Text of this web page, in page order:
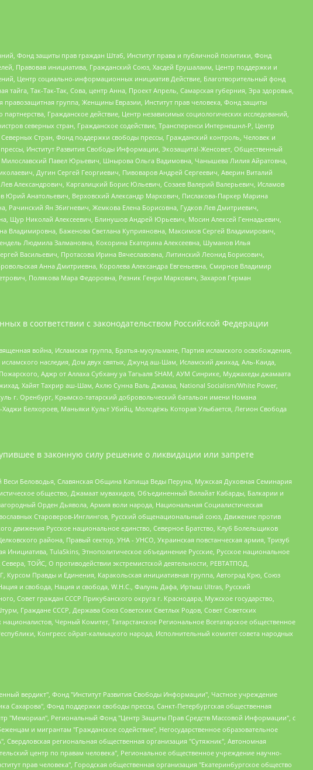
Фонд защиты прав граждан Штаб, Институт права и публичной политики, Фонд
Правовая инициатива, Гражданский Союз, Хасдей Ерушалаим, Центр поддержки и
Центр социально-информационных инициатив Действие, Благотворительный фонд
Так-Так-Так, Сова, центр Анна, Проект Апрель, Самарская губерния, Эра здоровья,
группа, Женщины Евразии, Институт прав человека, Фонд защиты
Гражданское действие, Центр независимых социологических исследований,
северных стран, Гражданское содействие, Трансперенси Интернешнл-Р, Центр
Стран, Фонд поддержки свободы прессы, Гражданский контроль, Человек и
Институт Развития Свободы Информации, Экозащита!-Женсовет, Общественный
Милославский Павел Юрьевич, Шнырова Ольга Вадимовна, Чанышева Лилия Айратовна,
Дугин Сергей Георгиевич, Пивоваров Андрей Сергеевич, Аверин Виталий
Александрович, Каргалицкий Борис Юльевич, Созаев Валерий Валерьевич, Исламов
Юрий Анатольевич, Верховский Александр Маркович, Пислакова-Паркер Марина
Рачинский Ян Збигневич, Жемкова Елена Борисовна, Гудков Лев Дмитриевич,
Щур Николай Алексеевич, Блинушов Андрей Юрьевич, Мосин Алексей Геннадьевич,
Владимировна, Баженова Светлана Куприяновна, Максимов Сергей Владимирович,
Людмила Залмановна, Кокорина Екатерина Алексеевна, Шуманов Илья
Васильевич, Протасова Ирина Вячеславовна, Литинский Леонид Борисович,
Анна Дмитриевна, Королева Александра Евгеньевна, Смирнов Владимир
Полякова Мара Федоровна, Резник Генри Маркович, Захаров Герман
в соответствии с законодательством Российской Федерации
война, Исламская группа, Братья-мусульмане, Партия исламского освобождения,
наследия, Дом двух святых, Джунд аш-Шам, Исламский джихад, Аль-Каида,
Аджр от Аллаха Субхану уа Тагьаля SHAM, АУМ Синрике, Муджахеды джамаата
Хайят Тахрир аш-Шам, Ахлю Сунна Валь Джамаа, National Socialism/White Power,
г. Оренбург, Крымско-татарский добровольческий батальон имени Номана
Белхороев, Маньяки Культ Убийц, Молодёжь Которая Улыбается, Легион Свобода
в законную силу решение о ликвидации или запрете
Беловодья, Славянская Община Капища Веды Перуна, Мужская Духовная Семинария
общество, Джамаат мувахидов, Объединенный Вилайат Кабарды, Балкарии и
Орден Дьявола, Армия воли народа, Национальная Социалистическая
Староверов-Инглингов, Русский общенациональный союз, Движение против
движения Русское национальное единство, Северное Братство, Клуб Болельщиков
района, Правый сектор, УНА - УНСО, Украинская повстанческая армия, Тризуб
TulaSkins, Этнополитическое объединение Русские, Русское национальное
ТОЙС, О противодействии экстремистской деятельности, РЕВТАТПОД,
Правды и Единения, Каракольская инициативная группа, Автоград Крю, Союз
и свобода, Нация и свобода, W.H.С., Фалунь Дафа, Иртыш Ultras, Русский
Совет граждан СССР Прикубанского округа г. Краснодара, Мужское государство,
Граждане СССР, Держава Союз Советских Светлых Родов, Совет Советских
Черный Комитет, Татарстанское Региональное Всетатарское общественное
Конгресс ойрат-калмыцкого народа, Исполнительный комитет совета народных
с ограниченной ответственностью "Как бы инагент", Кочетков Игорь Викторович, Общество с ограниченной ответственностью "Честные выборы", Еланчик Олег Александрович, Общество с ограниченной ответственностью "Нобелевский призыв", Гималова Регина Эмилевна, Григорьев Андрей Валерьевич, Григорьева Алина Александровна, Ассоциация по содействию защите прав призывников, альтернативнослужащих и военнослужащих "Правозащитная группа "Гражданин.Армия.Право", Хисамова Регина Фаритовна, Автономная некоммерческая организация по реализации социально-правовых программ "Лилит", Дальневосточное общественное движение "Маяк", Санкт-Петербургская ЛГБТ-инициативная группа "Выход", Инициативная группа ЛГБТ+ "Реверс", Алексеев Андрей Викторович, Бекбулатова Таисия Львовна, Беляев Иван Михайлович, Владыкина Елена Сергеевна, Гельман Марат Александрович, Никульшина Вероника Юрьевна, Толоконникова Надежда Андреевна, Шендерович Виктор Анатольевич, Общество с ограниченной ответственностью "Данное сообщение", Общество с ограниченной ответственностью Издательский дом "Новая глава", Айнбиндер Александра Александровна, Московский комьюнити-центр для ЛГБТ+инициатив, Благотворительный фонд развития филантропии, Deutsche Welle (Германия, Kurt-Schumacher-Strasse 3, 53113 Bonn), Борзунова Мария Михайловна, Воробьев Виктор Викторович, Голубева Анна Львовна, Константинова Алла Михайловна, Малкова Ирина Владимировна, Мурадов Мурад Абдулгалимович, Осетинская Елизавета Николаевна, Понасенков Евгений Николаевич, Ганапольский Матвей Юрьевич, Киселев Евгений Алексеевич, Борухович Ирина Григорьевна, Дремин Иван Тимофеевич, Дубровский Дмитрий Викторович, Красноярская региональная общественная организация поддержки и развития альтернативных образовательных технологий и межкультурных коммуникаций "ИНТЕРРА", Маяковская Екатерина Алексеевна, Фейгин Марк Захарович, Филимонов Андрей Викторович, Дзугкоева Регина Николаевна, Доброхотов Роман Александрович, Дудь Юрий Александрович, Елкин Сергей Владимирович, Кругликов Кирилл Игоревич, Сабунаева Мария Леонидовна, Семенов Алексей Владимирович, Шаинян Карен Багратович, Шульман Екатерина Михайловна, Асафьев Артур Валерьевич, Вахштайн Виктор Семенович, Венедиктов Алексей Алексеевич, Лушникова Екатерина Евгеньевна, Волков Леонид Михайлович, Невзоров Александр Глебович, Пархоменко Сергей Борисович, Сироткин Ярослав Николаевич, Кара-Мурза Владимир Владимирович, Баранова Наталья Владимировна, Гозман Леонид Яковлевич, Кагарлицкий Борис Юльевич, Климарев Михаил Валерьевич, Милов Владимир Станиславович, Автономная некоммерческая организация Краснодарский центр современного искусства "Типография", Моргенштерн Алишер Тагирович, Соболь Любовь Эдуардовна, Общество с ограниченной ответственностью "ЛИЗА НОРМ", Каспаров Гарри Кимович, Ходорковский Михаил Борисович, Общество с ограниченной ответственностью "Апрельские тезисы", Данилович Ирина Брониславовна, Кашин Олег Владимирович, Петров Николай Владимирович, Пивоваров Алексей Владимирович, Соколов Михаил Владимирович, Цветкова Юлия Владимировна, Чичваркин Евгений Александрович, Комитет против пыток/Команда против пыток, Общество с ограниченной ответственностью "Первый научный", Общество с ограниченной ответственностью "Вертолет и ко", Белоцерковская Вероника Борисовна, Кац Максим Евгеньевич, Лазарева Татьяна Юрьевна, Шаведдинов Руслан Табризович, Яшин Илья Валерьевич, Общество с ограниченной ответственностью "Иноагент ААВ", Алешковский Дмитрий Петрович, Альбац Евгения Марковна, Быков Дмитрий Львович, Галямина Юлия Евгеньевна, Лойко Сергей Леонидович, Мартынов Кирилл Константинович, Медведев Сергей Александрович, Крашенинников Федор Геннадиевич, Гордеева Катерина Вл